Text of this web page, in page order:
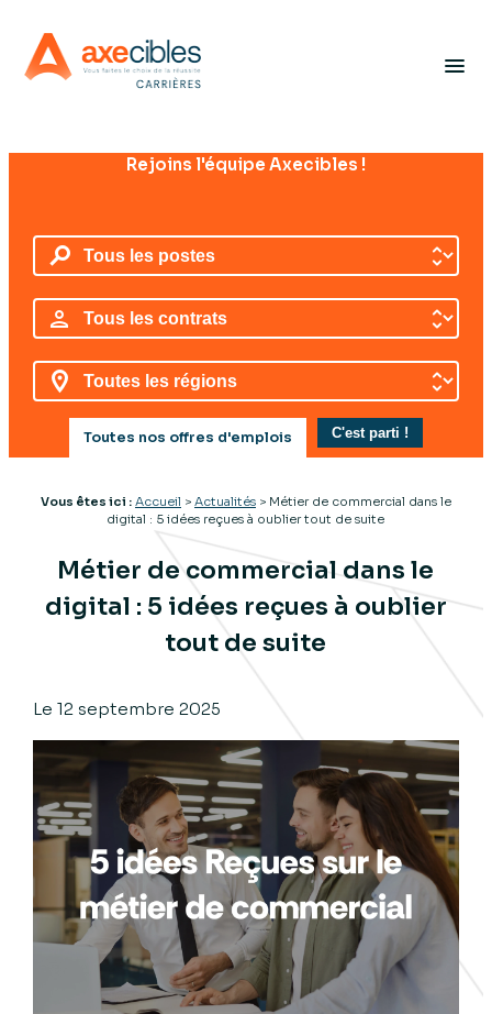
menu
Rejoins l'équipe Axecibles !
Toutes nos offres d'emplois
Vous êtes ici : Accueil > Actualités> Métier de commercial dans le
digital : 5 idées reçues à oublier tout de suite
Métier de commercial dans le
digital : 5 idées reçues à oublier
tout de suite
Le 12 septembre 2025